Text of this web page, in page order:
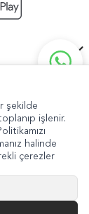
şekilde
işlenir.
halinde
çerezler